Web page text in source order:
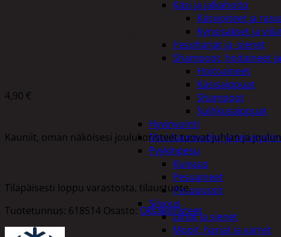
Käsi ja jalkahoito
Käsivoiteet ja
Kynsisakset ja
Pesuharjat ja -sienet
Shampoot, hoitaineet
Hoitoaineet
Käsisaippuat
Shampoot
Suihkusaippuat
Hyvinvointi
Muu kauneuden ja
Pyykinpesu
Kuivaus
Pesuaineet
Pesupussit
Siivous
Liinat ja sienet
Mopit, harjat ja varret
WINTERIA OKSAKORISTE ORAVA
4,90 €
Kauniit, oman näköisesi joulukoristeet tuovat juhlan ja
Tilapäisesti loppu varastosta, tilaustuote.
Tuotetunnus: 618514 Osasto: Oksakoristeet